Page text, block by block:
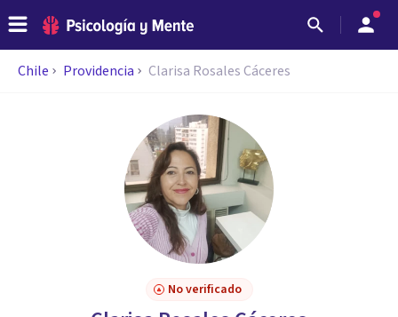
Chile Providencia Clarisa Rosales Cáceres
No verificado